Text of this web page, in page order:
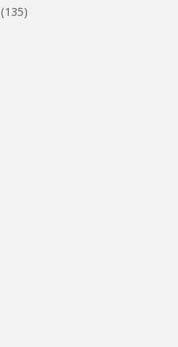
(135)